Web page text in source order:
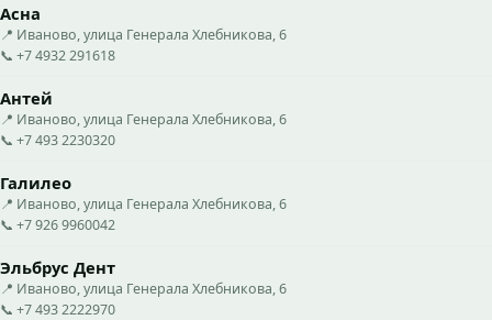
Асна
📍 Иваново, улица Генерала Хлебникова, 6
📞 +7 4932 291618
Антей
📍 Иваново, улица Генерала Хлебникова, 6
📞 +7 493 2230320
Галилео
📍 Иваново, улица Генерала Хлебникова, 6
📞 +7 926 9960042
Эльбрус Дент
📍 Иваново, улица Генерала Хлебникова, 6
📞 +7 493 2222970